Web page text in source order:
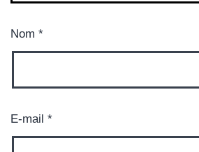
Nom *
E-mail *